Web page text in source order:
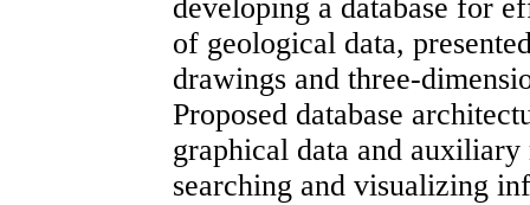
developing a database for
of geological data,
drawings and three-
Proposed database
graphical data and
searching and visualizing